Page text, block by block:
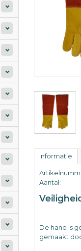
Informatie
Aantal:
De hand is
gemaakt